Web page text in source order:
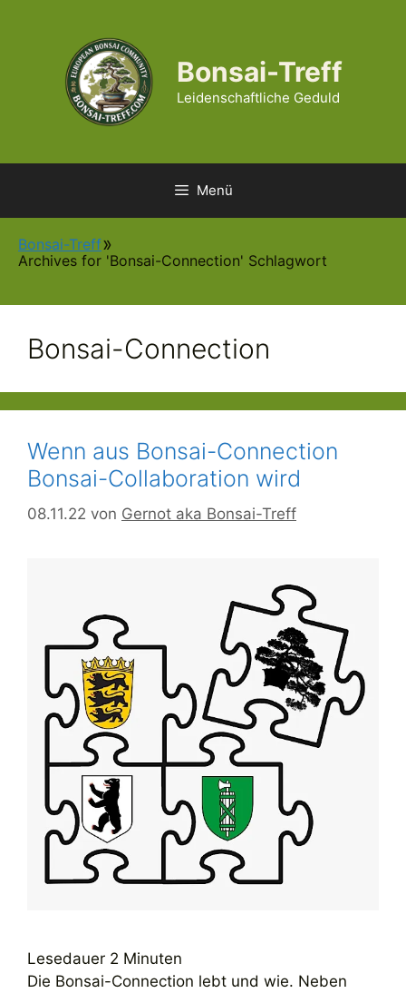
Bonsai-Treff
Leidenschaftliche Geduld
Menü
Bonsai-Treff
Archives for 'Bonsai-Connection' Schlagwort
Bonsai-Connection
Wenn aus Bonsai-Connection
Bonsai-Collaboration wird
08.11.22 von Gernot aka Bonsai-Treff
Lesedauer 2 Minuten
Die Bonsai-Connection lebt und wie. Neben